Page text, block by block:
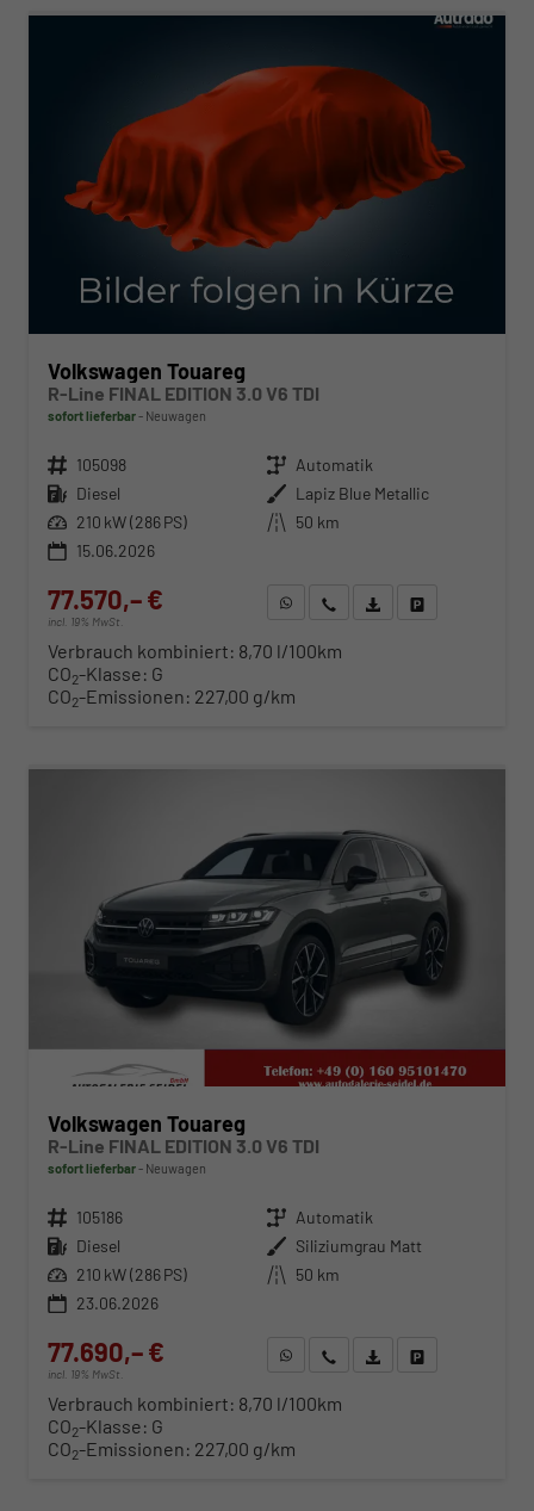
Volkswagen Touareg
R-Line FINAL EDITION 3.0 V6 TDI
sofort lieferbar Neuwagen
Fahrzeugnr. 105098 Getriebe Automatik
Kraftstoff Diesel Außenfarbe Lapiz Blue Metallic
Leistung 210 kW (286 PS) Kilometerstand 50 km
15.06.2026
77.570,– €
incl. 19% MwSt.
WhatsApp anfragen
Wir rufen Sie anFahrzeugexposé (PDF)
Verbrauch kombiniert: 8,70 l/100km
CO2-Klasse: G
CO2-Emissionen: 227,00 g/km
Volkswagen Touareg
R-Line FINAL EDITION 3.0 V6 TDI
sofort lieferbar Neuwagen
Fahrzeugnr. 105186 Getriebe Automatik
Kraftstoff Diesel Außenfarbe Siliziumgrau Matt
Leistung 210 kW (286 PS) Kilometerstand 50 km
23.06.2026
77.690,– €
incl. 19% MwSt.
WhatsApp anfragen
Wir rufen Sie anFahrzeugexposé (PDF)
Verbrauch kombiniert: 8,70 l/100km
CO2-Klasse: G
CO2-Emissionen: 227,00 g/km